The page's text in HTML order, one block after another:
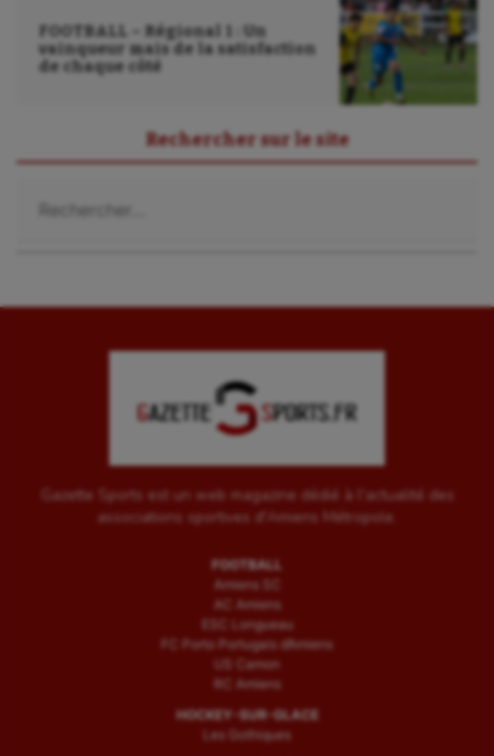
FOOTBALL – Régional 1 : Un
vainqueur mais de la satisfaction
de chaque côté
Rechercher sur le site
Gazette Sports est un web magazine dédié à l'actualité des
associations sportives d'Amiens Métropole.
FOOTBALL
Amiens SC
AC Amiens
ESC Longueau
FC Porto Portugais d’Amiens
US Camon
RC Amiens
HOCKEY-SUR-GLACE
Les Gothiques